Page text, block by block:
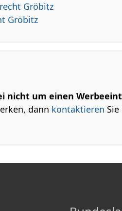
Gröbitz
Gröbitz
nicht um einen
dann kontaktieren